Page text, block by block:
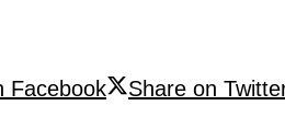
Facebook
Share on